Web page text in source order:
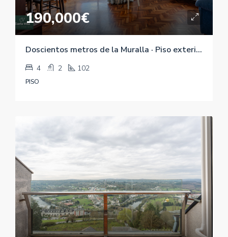
190,000€
Doscientos metros de la Muralla · Piso exterior de 4 habitaciones en Rúa do Conde
4 2 102
PISO